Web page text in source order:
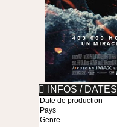
INFOS / DATES
Date de production
Pays
Genre